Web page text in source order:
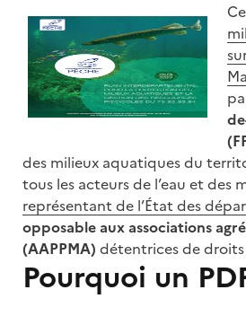
des milieux aquatiques du
tous les acteurs de l’eau et
représentant de l’État des
opposable aux associations
(AAPPMA) détentrices de
Pourquoi un